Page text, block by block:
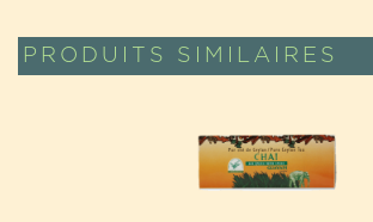
PRODUITS SIMILAIRES